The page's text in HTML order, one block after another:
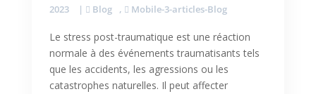
2023
| Blog , Mobile-3-articles-Blog
Le stress post-traumatique est une réaction
normale à des événements traumatisants tels
que les accidents, les agressions ou les
catastrophes naturelles. Il peut affecter